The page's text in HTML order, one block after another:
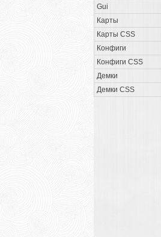
Gui
Карты
Карты CSS
Конфиги
Конфиги CSS
Демки
Демки CSS